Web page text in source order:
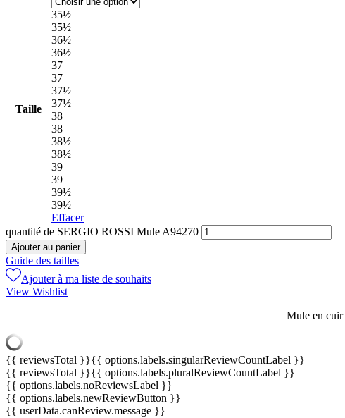
Taille
35½
35½
36½
36½
37
37
37½
37½
38
38
38½
38½
39
39
39½
39½
Effacer
quantité de SERGIO ROSSI Mule A94270
Ajouter au panier
Guide des tailles
Ajouter à ma liste de souhaits
View Wishlist
Mule en cuir
{{ reviewsTotal }}{{ options.labels.singularReviewCountLabel }}
{{ reviewsTotal }}{{ options.labels.pluralReviewCountLabel }}
{{ options.labels.noReviewsLabel }}
{{ options.labels.newReviewButton }}
{{ userData.canReview.message }}